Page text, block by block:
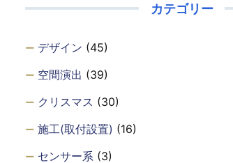
カテゴリー
デザイン (45)
空間演出 (39)
クリスマス (30)
施工(取付設置) (16)
センサー系 (3)